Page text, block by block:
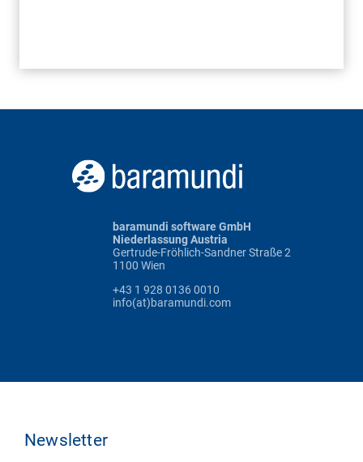
baramundi software GmbH
Niederlassung Austria
Gertrude-Fröhlich-Sandner Straße 2
1100 Wien
+43 1 928 0136 0010
info(at)baramundi.com
Newsletter